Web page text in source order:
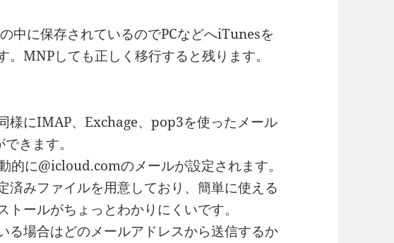
中に保存されているのでPCなどへiTunesを
MNPしても正しく移行すると残ります。
様にIMAP、Exchage、pop3を使ったメール
きます。
的に@icloud.comのメールが設定されます。
済みファイルを用意しており、簡単に使える
ールがちょっとわかりにくいです。
る場合はどのメールアドレスから送信するか